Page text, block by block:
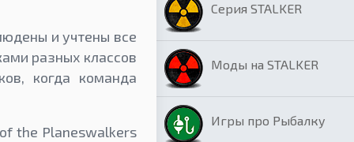
и учтены все
разных классов
когда команда
the Planeswalkers
Серия STALKER
Моды на STALKER
Игры про Рыбалку